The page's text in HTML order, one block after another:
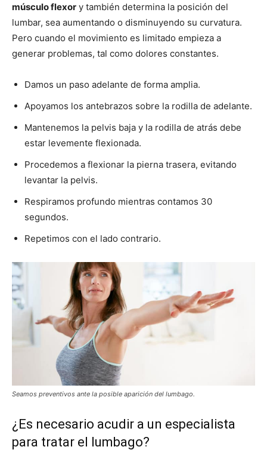
músculo flexor y también determina la posición del
lumbar, sea aumentando o disminuyendo su curvatura.
Pero cuando el movimiento es limitado empieza a
generar problemas, tal como dolores constantes.
Damos un paso adelante de forma amplia.
Apoyamos los antebrazos sobre la rodilla de adelante.
Mantenemos la pelvis baja y la rodilla de atrás debe
estar levemente flexionada.
Procedemos a flexionar la pierna trasera, evitando
levantar la pelvis.
Respiramos profundo mientras contamos 30
segundos.
Repetimos con el lado contrario.
Seamos preventivos ante la posible aparición del lumbago.
¿Es necesario acudir a un especialista
para tratar el lumbago?